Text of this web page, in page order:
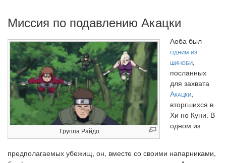
Миссия по подавлению Акацки
Группа Райдо
Аоба был
одним из
шиноби,
посланных
для захвата
Акацки,
вторгшихся в
Хи но Куни. В
одном из
предполагаемых убежищ, он, вместе со своими напарниками,